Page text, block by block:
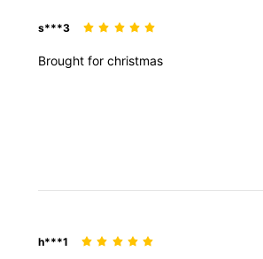
s***3
Brought for christmas
h***1